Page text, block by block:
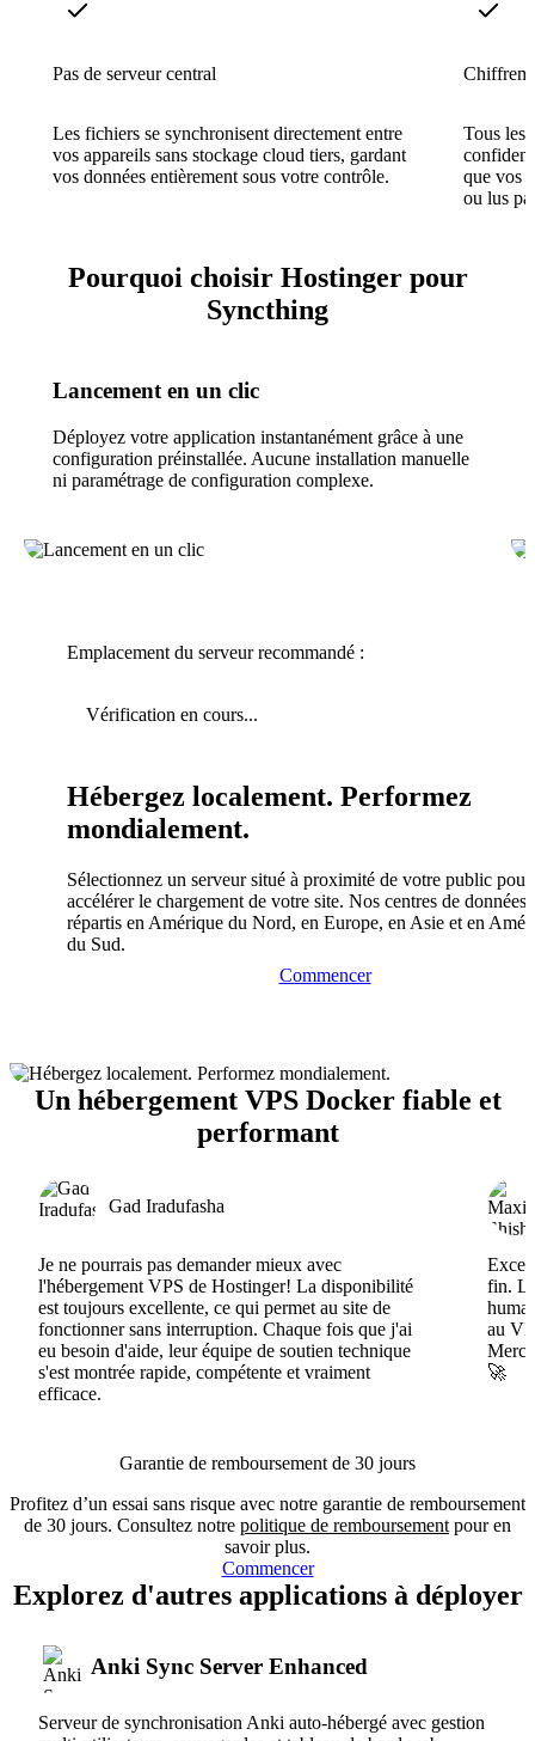
Pas de serveur central
Les fichiers se synchronisent directement entre
vos appareils sans stockage cloud tiers, gardant
vos données entièrement sous votre contrôle.
Tous les
que vos
ou lus
Pourquoi choisir Hostinger pour
Syncthing
Lancement en un clic
Déployez votre application instantanément grâce à une
configuration préinstallée. Aucune installation manuelle
ni paramétrage de configuration complexe.
Emplacement du serveur recommandé :
Vérification en cours...
Hébergez localement. Performez
mondialement.
Sélectionnez un serveur situé à proximité de votre public pour
accélérer le chargement de votre site. Nos centres de données
répartis en Amérique du Nord, en Europe, en Asie et en
du Sud.
Commencer
Un hébergement VPS Docker fiable et
performant
Gad Iradufasha
Je ne pourrais pas demander mieux avec
l'hébergement VPS de Hostinger! La disponibilité
est toujours excellente, ce qui permet au site de
fonctionner sans interruption. Chaque fois que j'ai
eu besoin d'aide, leur équipe de soutien technique
s'est montrée rapide, compétente et vraiment
efficace.
fin.
au
Merci
🚀
Garantie de remboursement de 30 jours
Profitez d’un essai sans risque avec notre garantie de remboursement
de 30 jours. Consultez notre politique de remboursement pour en
savoir plus.
Commencer
Explorez d'autres applications à déployer
Anki Sync Server Enhanced
Serveur de synchronisation Anki auto-hébergé avec gestion